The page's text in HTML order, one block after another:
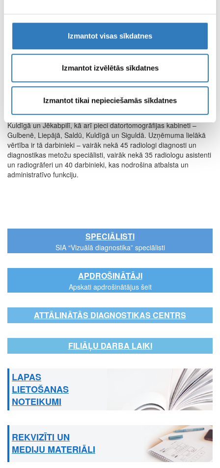
Izmantot visas sīkdatnes
Izmantot izvēlētās sīkdatnes
Izmantot tikai nepieciešamās sīkdatnes
SIA “Vizuālā diagnostika” pacientiem piedāvā diagnostikas
izmeklējumus, kas tiek veikti ar mūsdienīgām un jaunākajām
tehnoloģijām aprīkotām iekārtām un programmatūrām, tādā veidā
nodrošinot profesionālu izmeklējumu vidi un diagnostisko
ārstniecības posmā.
SIA “Vizuālā diagnostika” sniedz radioloģiskās un funkcionālās
diagnostikas pakalpojumus 14 filiālēs 12 Latvijas pilsētās.
Uzņēmumam ir deviņi magnētiskās rezonanses kabineti visā
Latvijā - Rīgā, Cēsīs, Daugavpilī, Valmierā, Liepājā, Jelgavā,
Kuldīgā un Jēkabpilī, kā arī pieci datortomogrāfijas kabineti –
Gulbenē, Liepājā, Saldū, Kuldīgā un Siguldā. Uzņēmuma lielākā
vērtība ir tā darbinieki – vairāk nekā 45 radiologi diagnosti un
diagnostikas metožu speciālisti, vairāk nekā 35 radiologu asistenti
un radiogrāferi un 40 darbinieki, kas nodrošina atbalsta un
administratīvo funkciju.
SPECIĀLISTI
SIA “Vizuālā diagnostika” speciālisti
APDROŠINĀTĀJI
Apskati apdrošinātājus šeit
ATTĀLINĀTĀS DIAGNOSTIKAS CENTRS
FILIĀĻU DARBA LAIKI
LAPAS
LIETOŠANAS
NOTEIKUMI
REKVIZĪTI UN
MEDIJU MATERIĀLI